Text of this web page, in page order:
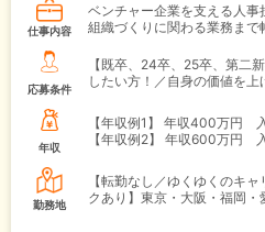
仕事内容
ベンチャー企業を支える人事
組織づくりに関わる業務まで
応募条件
【既卒、24卒、25卒、第二
したい方！／自身の価値を上
年収
【年収例1】
年収400万円
【年収例2】
年収600万円
勤務地
【転勤なし／ゆくゆくのキ
クあり】東京・大阪・福岡・